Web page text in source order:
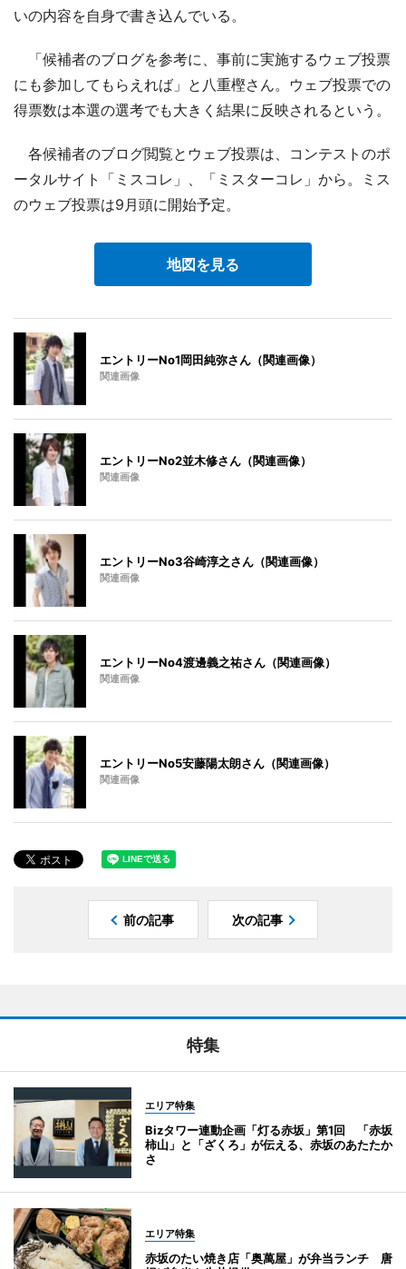
いの内容を自身で書き込んでいる。
「候補者のブログを参考に、事前に実施するウェブ投票
にも参加してもらえれば」と八重樫さん。ウェブ投票での
得票数は本選の選考でも大きく結果に反映されるという。
各候補者のブログ閲覧とウェブ投票は、コンテストのポ
ータルサイト「ミスコレ」、「ミスターコレ」から。ミス
のウェブ投票は9月頭に開始予定。
地図を見る
エントリーNo1岡田純弥さん（関連画像）
関連画像
エントリーNo2並木修さん（関連画像）
関連画像
エントリーNo3谷崎淳之さん（関連画像）
関連画像
エントリーNo4渡邊義之祐さん（関連画像）
関連画像
エントリーNo5安藤陽太朗さん（関連画像）
関連画像
前の記事 次の記事
特集
エリア特集
Bizタワー連動企画「灯る赤坂」第1回 「赤坂
柿山」と「ざくろ」が伝える、赤坂のあたたか
さ
エリア特集
赤坂のたい焼き店「奥萬屋」が弁当ランチ 唐